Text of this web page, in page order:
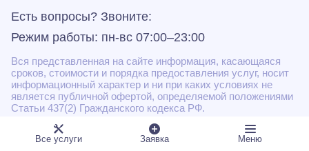
Есть вопросы? Звоните:
Режим работы: пн-вс 07:00–23:00
Вся представленная на сайте информация, касающаяся
сроков, стоимости и порядка предоставления услуг, носит
информационный характер и ни при каких условиях не
является публичной офертой, определяемой положениями
Статьи 437(2) Гражданского кодекса РФ.
* Некоторые виды работ могут быть выполнены
подрядными организациями
Все услуги Заявка Меню